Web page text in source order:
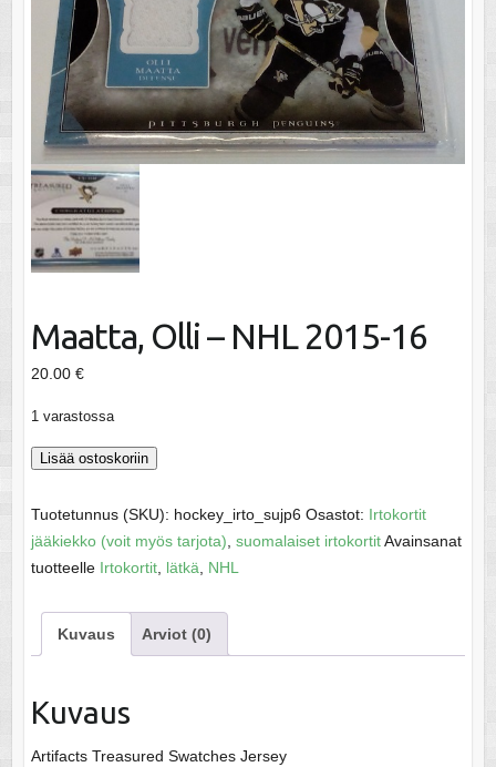
Maatta, Olli – NHL 2015-16
20.00 €
1 varastossa
Maatta,
-
NHL
2015-
määrä
Lisää ostoskoriin
Tuotetunnus (SKU): hockey_irto_sujp6 Osastot: Irtokortit
jääkiekko (voit myös tarjota), suomalaiset irtokortitAvainsanat
tuotteelle Irtokortit, lätkä, NHL
Kuvaus Arviot (0)
Kuvaus
Artifacts Treasured Swatches Jersey